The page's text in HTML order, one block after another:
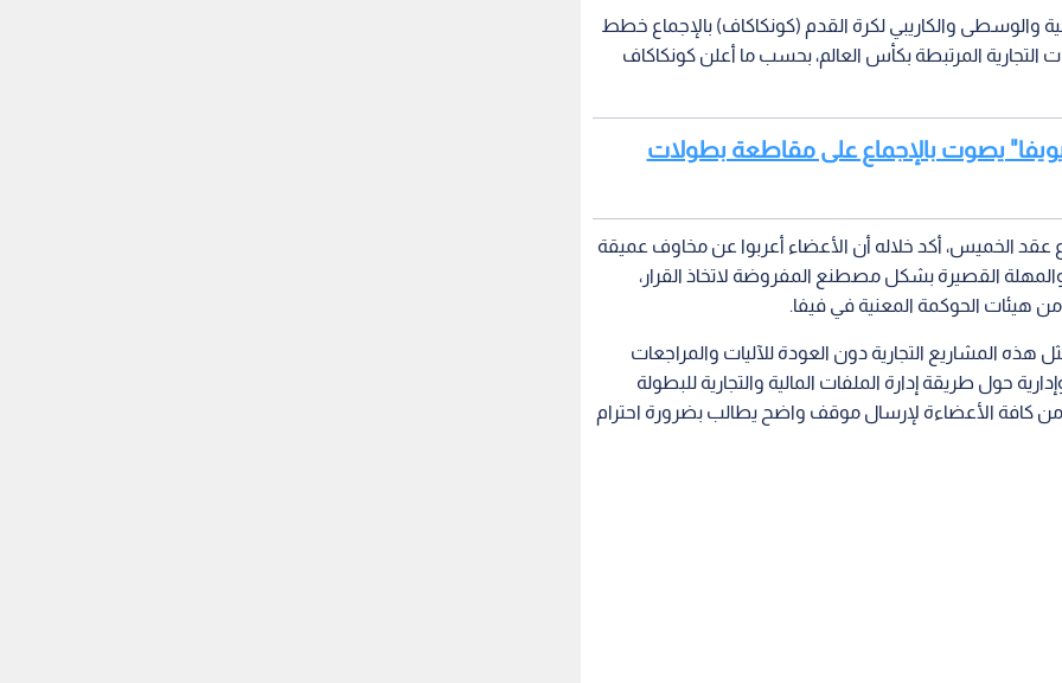
أميركا الشمالية والوسطى والكاريبي لكرة القدم (كونكاكاف) بالإجماع خطط
التجارية المرتبطة بكأس العالم، بحسب ما أعلن كونكاكاف
يصوت بالإجماع على مقاطعة بطولات
عقد الخميس، أكد خلاله أن الأعضاء أعربوا عن مخاوف عميقة
القصيرة بشكل مصطنع المفروضة لاتخاذ القرار،
هيئات الحوكمة المعنية في فيفا.
هذه المشاريع التجارية دون العودة للآليات والمراجعات
حول طريقة إدارة الملفات المالية والتجارية للبطولة
من كافة الأعضاءة لإرسال موقف واضح يطالب بضرورة احترام